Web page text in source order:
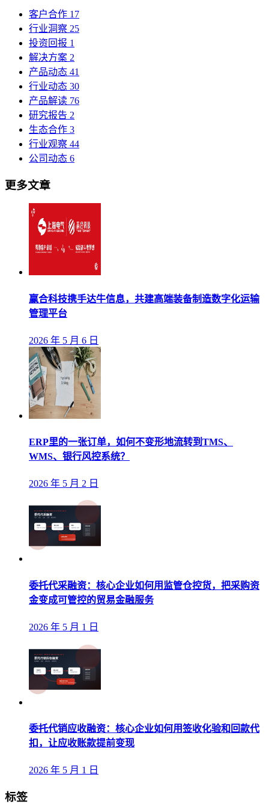
客户合作 17
行业洞察 25
投资回报 1
解决方案 2
产品动态 41
行业动态 30
产品解读 76
研究报告 2
生态合作 3
行业观察 44
公司动态 6
更多文章
赢合科技携手达牛信息，共建高端装备制造数字化运输
管理平台
2026 年 5 月 6 日
ERP里的一张订单，如何不变形地流转到TMS、
WMS、银行风控系统？
2026 年 5 月 2 日
委托代采融资：核心企业如何用监管仓控货，把采购资
金变成可管控的贸易金融服务
2026 年 5 月 1 日
委托代销应收融资：核心企业如何用签收化验和回款代
扣，让应收账款提前变现
2026 年 5 月 1 日
标签